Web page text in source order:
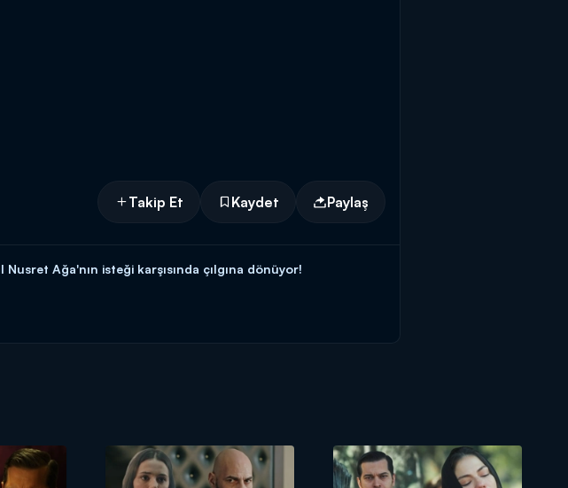
Takip Et Kaydet Paylaş
Ağa'nın isteği karşısında çılgına dönüyor!